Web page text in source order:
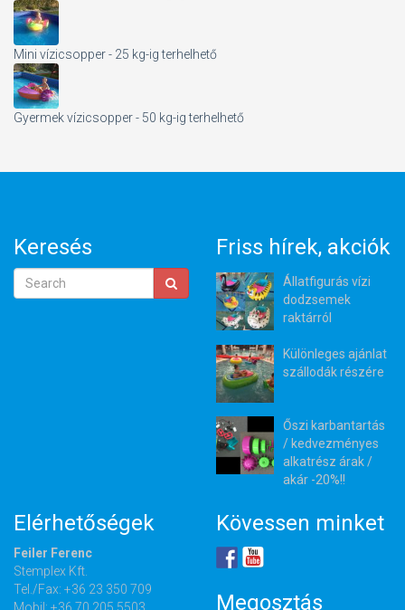
Mini vízicsopper - 25 kg-ig terhelhető
Gyermek vízicsopper - 50 kg-ig terhelhető
Keresés Friss hírek, akciók
Állatfigurás vízi
dodzsemek
raktárról
Különleges ajánlat
szállodák részére
Őszi karbantartás
/ kedvezményes
alkatrész árak /
akár -20%!!
Elérhetőségek
Feiler Ferenc
Stemplex Kft.
Tel./Fax: +36 23 350 709
Kövessen minket
Megosztás